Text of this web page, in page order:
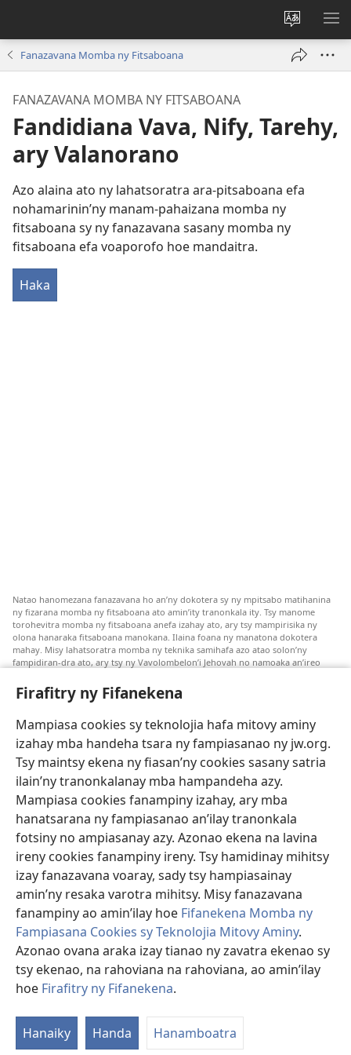
Firafitry ny Fifanekena
Mampiasa cookies sy teknolojia hafa mitovy aminy
izahay mba handeha tsara ny fampiasanao ny jw.org.
Tsy maintsy ekena ny fiasan’ny cookies sasany satria
ilain’ny tranonkalanay mba hampandeha azy.
Mampiasa cookies fanampiny izahay, ary mba
hanatsarana ny fampiasanao an’ilay tranonkala
fotsiny no ampiasanay azy. Azonao ekena na lavina
ireny cookies fanampiny ireny. Tsy hamidinay mihitsy
izay fanazavana voaray, sady tsy hampiasainay
amin’ny resaka varotra mihitsy. Misy fanazavana
fanampiny ao amin’ilay hoe Fifanekena Momba ny
Fampiasana Cookies sy Teknolojia Mitovy Aminy.
Azonao ovana araka izay tianao ny zavatra ekenao sy
tsy ekenao, na rahoviana na rahoviana, ao amin’ilay
hoe Firafitry ny Fifanekena.
Hanaiky Handa Hanamboatra
Hiova
fiteny
Fanazavana Momba ny Fitsaboana
FANAZAVANA MOMBA NY FITSABOANA
Fandidiana Vava, Nify, Tarehy,
ary Valanorano
Azo alaina ato ny lahatsoratra ara-pitsaboana efa
nohamarinin’ny manam-pahaizana momba ny
fitsaboana sy ny fanazavana sasany momba ny
fitsaboana efa voaporofo hoe mandaitra.
Haka
Natao hanomezana fanazavana ho an’ny dokotera sy ny mpitsabo matihanina
ny fizarana momba ny fitsaboana ato amin’ity tranonkala ity. Tsy manome
torohevitra momba ny fitsaboana anefa izahay ato, ary tsy mampirisika ny
olona hanaraka fitsaboana manokana. Ilaina foana ny manatona dokotera
mahay. Misy lahatsoratra momba ny teknika samihafa azo atao solon’ny
fampidiran-dra ato, ary tsy ny Vavolombelon’i Jehovah no namoaka an’ireo
fanazavana nivoaka farany. Andraikiny ny miara-midinika amin’ny marary hoe
inona avy ny fitsaboana azo atao. Adidiny koa ny manampy ny marary hanao
Mety tsy hety na tsy heken’ny marary sasany ny fomba fitsaboana sy teknika
voaresaka ato.
Ho an’ny marary: Miresaha foana amin’ny dokoteranao na mpitsabo
matihanina hafa, raha marary ianao ka mila torohevitra na te hahafantatra
momba ny fitsaboana iray. Manatòna dokotera raha mahatsiaro ho tsy
metimety ianao.
Ito fifanekena ito no mifehy an’izay mampiasa an’ity tranonkala ity.
Fisehony
Copyright© 2026 Watch Tower Bible and Tract Society of Pennsylvania.
FIFANEKENA| FIFANEKENA MOMBA NY TSIAMBARATELO